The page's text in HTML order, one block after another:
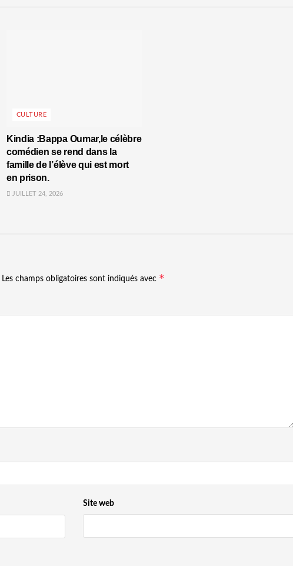
CULTURE
Kindia :Bappa Oumar,le célèbre
comédien se rend dans la
famille de l’élève qui est mort
en prison.
JUILLET 24, 2026
Les champs obligatoires sont indiqués avec *
Site web